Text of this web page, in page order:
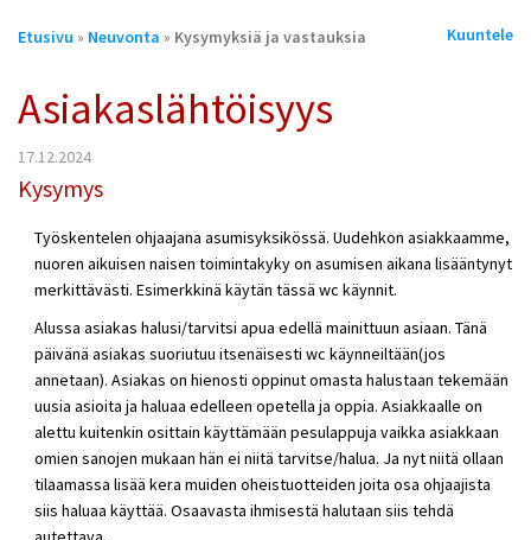
Olet
Etusivu » Neuvonta » Kysymyksiä ja vastauksia Kuuntele
Asiakaslähtöisyys
17.12.2024
Kysymys
Työskentelen ohjaajana asumisyksikössä. Uudehkon asiakkaamme,
nuoren aikuisen naisen toimintakyky on asumisen aikana lisääntynyt
merkittävästi. Esimerkkinä käytän tässä wc käynnit.
Alussa asiakas halusi/tarvitsi apua edellä mainittuun asiaan. Tänä
päivänä asiakas suoriutuu itsenäisesti wc käynneiltään(jos
annetaan). Asiakas on hienosti oppinut omasta halustaan tekemään
uusia asioita ja haluaa edelleen opetella ja oppia. Asiakkaalle on
alettu kuitenkin osittain käyttämään pesulappuja vaikka asiakkaan
omien sanojen mukaan hän ei niitä tarvitse/halua. Ja nyt niitä ollaan
tilaamassa lisää kera muiden oheistuotteiden joita osa ohjaajista
siis haluaa käyttää. Osaavasta ihmisestä halutaan siis tehdä